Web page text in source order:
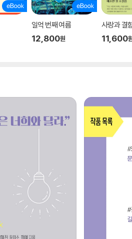
일억 번째 여름
12,800원
사랑과 결
11,600